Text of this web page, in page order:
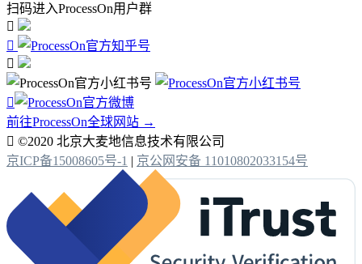
扫码进入ProcessOn用户群




前往ProcessOn全球网站 →
 ©2020 北京大麦地信息技术有限公司
京ICP备15008605号-1 | 京公网安备 11010802033154号